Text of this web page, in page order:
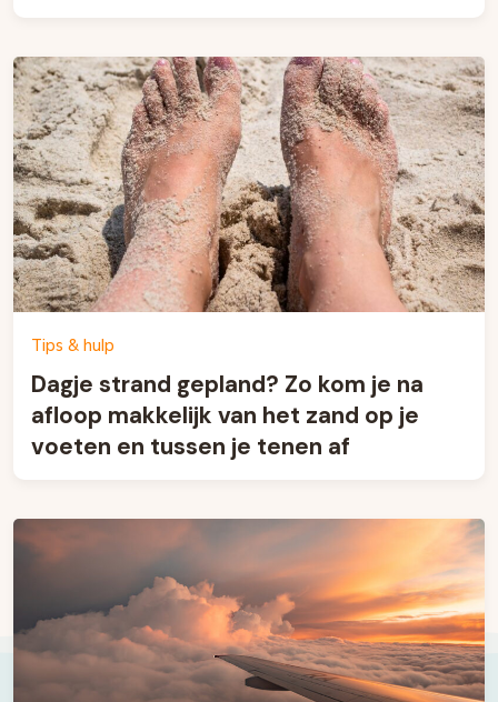
Tips & hulp
Dagje strand gepland? Zo kom je na
afloop makkelijk van het zand op je
voeten en tussen je tenen af